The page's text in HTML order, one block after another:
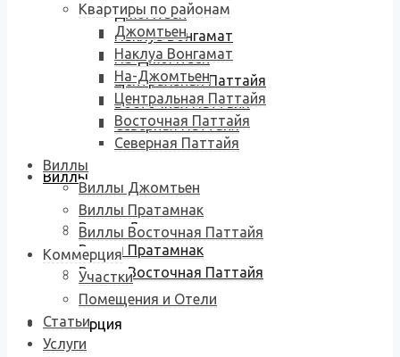
Джомтьен
Наклуа Вонгамат
На-Джомтьен
Центральная Паттайя
Восточная Паттайя
Северная Паттайя
Виллы
Виллы Джомтьен
Виллы Пратамнак
Виллы Восточная Паттайя
Коммерция
Квартиры по районам
Джомтьен
Наклуа Вонгамат
На-Джомтьен
Центральная Паттайя
Восточная Паттайя
Северная Паттайя
Виллы
Виллы Джомтьен
Виллы Пратамнак
Виллы Восточная Паттайя
Коммерция
Участки
Помещения и Отели
Статьи
Услуги